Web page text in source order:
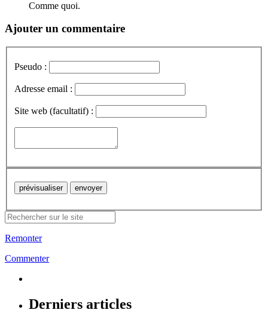
Comme quoi.
Ajouter un commentaire
Pseudo :
Adresse email :
Site web (facultatif) :
Remonter
Commenter
Derniers articles